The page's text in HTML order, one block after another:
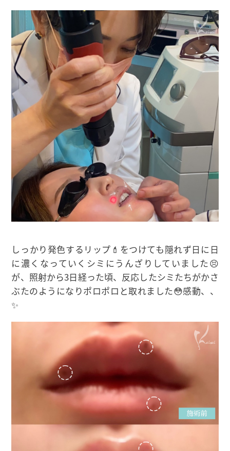
しっかり発色するリップ💄をつけても隠れず日に日
に濃くなっていくシミにうんざりしていました😣
が、照射から3日経った頃、反応したシミたちがかさ
ぶたのようになりポロポロと取れました😳感動、、
✨